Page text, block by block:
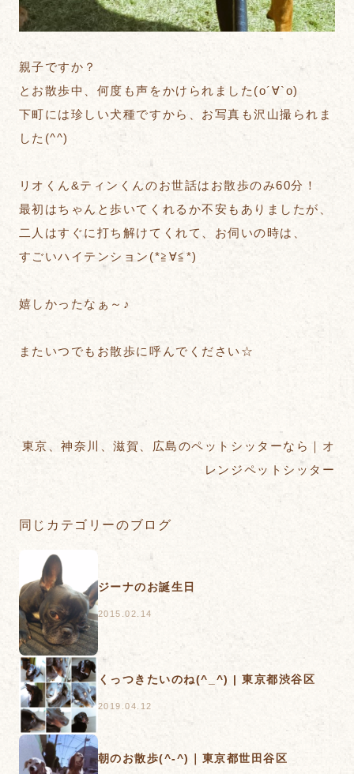
親子ですか？
とお散歩中、何度も声をかけられました(о´∀`о)
下町には珍しい犬種ですから、お写真も沢山撮られま
した(^^)
リオくん&ティンくんのお世話はお散歩のみ60分！
最初はちゃんと歩いてくれるか不安もありましたが、
二人はすぐに打ち解けてくれて、お伺いの時は、
すごいハイテンション(*≧∀≦*)
嬉しかったなぁ～♪
またいつでもお散歩に呼んでください☆
東京、神奈川、滋賀、広島のペットシッターなら｜オ
レンジペットシッター
同じカテゴリーのブログ
ジーナのお誕生日
2015.02.14
くっつきたいのね(^_^) | 東京都渋谷区
2019.04.12
朝のお散歩(^-^)｜東京都世田谷区